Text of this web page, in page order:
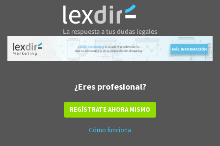
¿Eres profesional?
REGÍSTRATE AHORA MISMO
Cómo funciona